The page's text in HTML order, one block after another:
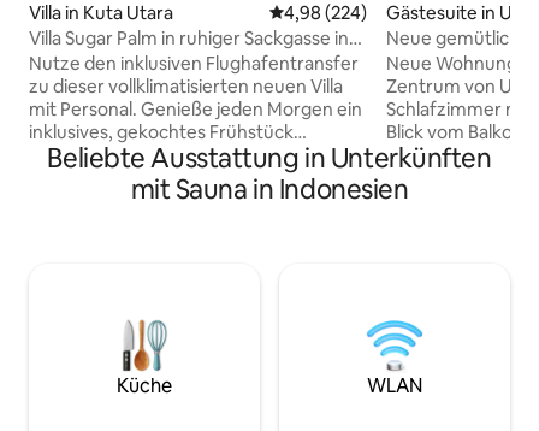
Villa in Kuta Utara Durchschnittliche Bewertung:
4,98 (224)
Villa Sugar Palm in ruhiger Sackgasse in
der Nähe der Seminyak Mall
Nutze den inklusiven Flughafentransfer
zu dieser vollklimatisierten neuen Villa
mit Personal. Genieße jeden Morgen ein
inklusives, gekochtes Frühstück
zusammen mit Delonghi-Kaffee. Schalte
zur Unterhaltung die 5 Smart-TVs mit
mit 4 x Kingsize-Einzel-Etagenbetten * 4
eigene Badezimmer mit Handtüchern,
Pflegeprodukten, Haartrockner * Gute
Trennung zwischen den Master-Suiten
Gästesuite in
Neue gemütliche
Pool&Garten •
Neue Wohnung
Zentrum von
Schlafzimmer mit
Blick vom Balkon
Reisfeld •
hochwertigen
Haartrockner •
Wellness-Erlebnis
Tägliche
und Bettwäsche
Netflix, PS5 und
Beliebte Ausstattung in Unterkünften
mit Sauna in Indonesien
Küche WLAN